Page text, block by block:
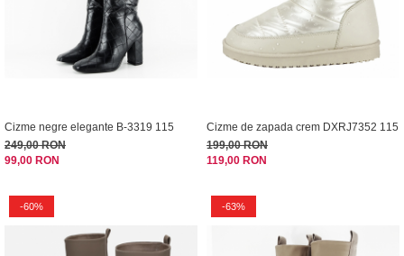
Cizme negre elegante B-3319 115
249,00 RON
99,00 RON
Cizme de zapada crem DXRJ7352 115
199,00 RON
119,00 RON
-60% -63%